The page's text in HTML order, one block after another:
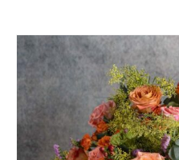
variations.
Les
options
peuvent
être
choisies
sur